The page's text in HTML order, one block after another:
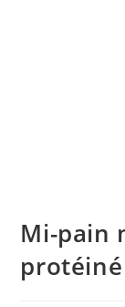
Mi-pain
protéiné